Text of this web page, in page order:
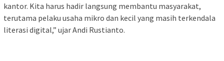
kantor. Kita harus hadir langsung membantu masyarakat,
terutama pelaku usaha mikro dan kecil yang masih terkendala
literasi digital,” ujar Andi Rustianto.